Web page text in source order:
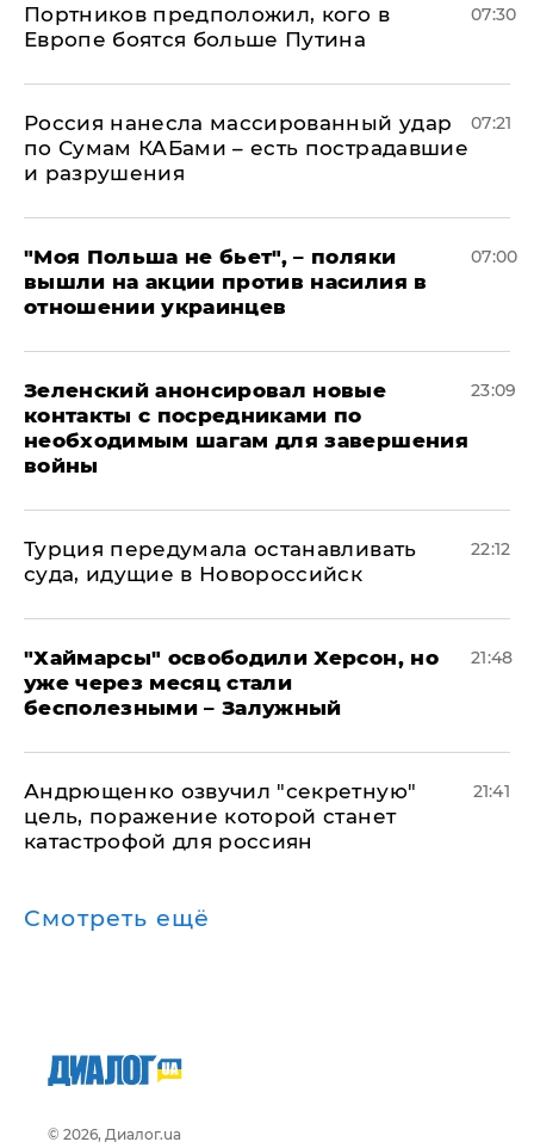
Портников предположил, кого в
Европе боятся больше Путина
07:30
Россия нанесла массированный удар
по Сумам КАБами – есть пострадавшие
и разрушения
07:21
"Моя Польша не бьет", – поляки
вышли на акции против насилия в
отношении украинцев
07:00
Зеленский анонсировал новые
контакты с посредниками по
необходимым шагам для завершения
войны
23:09
Турция передумала останавливать
суда, идущие в Новороссийск
22:12
"Хаймарсы" освободили Херсон, но
уже через месяц стали
бесполезными – Залужный
21:48
Андрющенко озвучил "секретную"
цель, поражение которой станет
катастрофой для россиян
21:41
Смотреть ещё
© 2026, Диалог.ua